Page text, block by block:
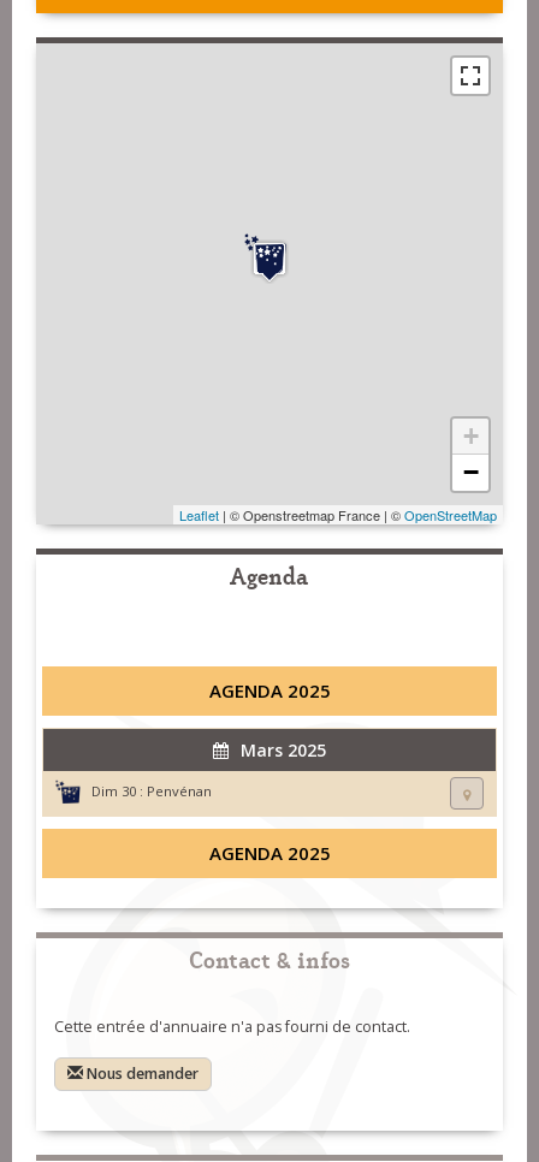
+
−
Leaflet | © Openstreetmap France | ©OpenStreetMap
Agenda
AGENDA 2025
Mars 2025
Dim 30 : Penvénan
AGENDA 2025
Contact & infos
Cette entrée d'annuaire n'a pas fourni de contact.
Nous demander